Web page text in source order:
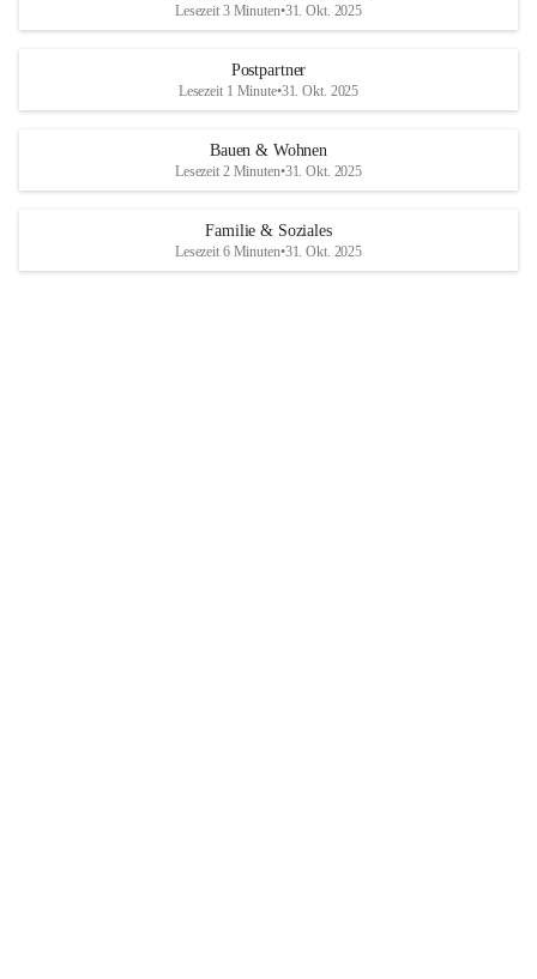
Lesezeit 3 Minuten•31. Okt. 2025
Postpartner
Lesezeit 1 Minute•31. Okt. 2025
Bauen & Wohnen
Lesezeit 2 Minuten•31. Okt. 2025
Familie & Soziales
Lesezeit 6 Minuten•31. Okt. 2025